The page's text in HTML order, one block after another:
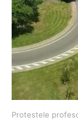
Protestele